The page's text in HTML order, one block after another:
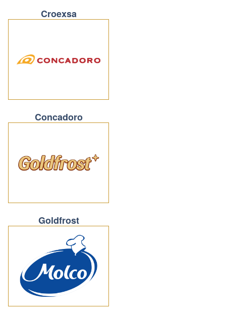
Croexsa
Concadoro
Goldfrost